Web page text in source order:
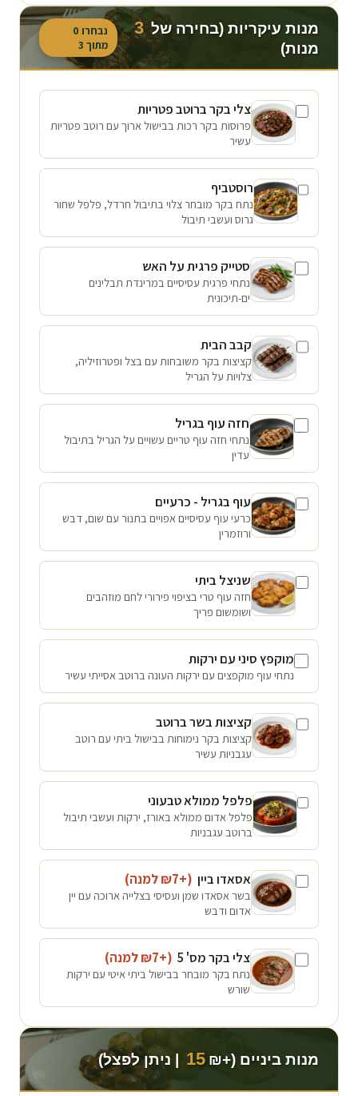
מנות עיקריות (בחירה של 3
מנות)
נבחרו 0
מתוך 3
צלי בקר ברוטב פטריות
פרוסות בקר רכות בבישול ארוך עם רוטב פטריות
עשיר
רוסטביף
נתח בקר מובחר צלוי בתיבול חרדל, פלפל שחור
גרוס ועשבי תיבול
סטייק פרגית על האש
נתחי פרגית עסיסיים במרינדת תבלינים
ים-תיכונית
קבב הבית
קציצות בקר משובחות עם בצל ופטרוזיליה,
צלויות על הגריל
חזה עוף בגריל
נתחי חזה עוף טריים עשויים על הגריל בתיבול
עדין
עוף בגריל - כרעיים
כרעי עוף עסיסיים אפויים בתנור עם שום, דבש
ורוזמרין
שניצל ביתי
חזה עוף טרי בציפוי פירורי לחם מוזהבים
ושומשום פריך
מוקפץ סיני עם ירקות
נתחי עוף מוקפצים עם ירקות העונה ברוטב אסייתי עשיר
קציצות בשר ברוטב
קציצות בקר נימוחות בבישול ביתי עם רוטב
עגבניות עשיר
פלפל ממולא טבעוני
פלפל אדום ממולא באורז, ירקות ועשבי תיבול
ברוטב עגבניות
אסאדו ביין (+₪
7 למנה)
בשר אסאדו שמן ועסיסי בצלייה ארוכה עם יין
אדום ודבש
צלי בקר מס' 5 (+₪
7 למנה)
נתח בקר מובחר בבישול ביתי איטי עם ירקות
שורש
מנות ביניים (+₪ 15 | ניתן לפצל)